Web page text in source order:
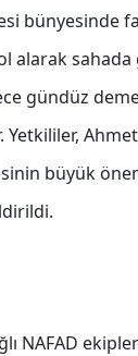
bünyesinde
alarak
gündüz
büyük
NAFAD